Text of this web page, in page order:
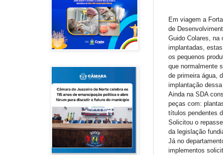
Em viagem a
de
Guido Colares, na
implantadas,
os pequenos
que normalmente
de primeira água,
implantação
Ainda na SDA
peças com:
títulos pendentes
Solicitou o
da legislação
Já no
implementos